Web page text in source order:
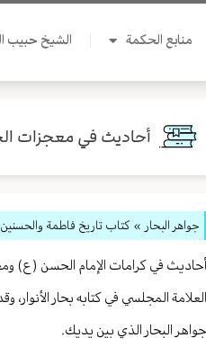
منابع الحكمة الشيخ حبيب
أحاديث في معجزات
جواهر البحار » كتاب تاريخ فاطمة
أحاديث في كرامات الإمام الحسن (ع)
العلامة المجلسي في كتابه بحار
جواهر البحار الذي بين يديك.